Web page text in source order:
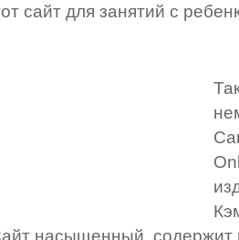
сайт для занятий с
насыщенный, содержит